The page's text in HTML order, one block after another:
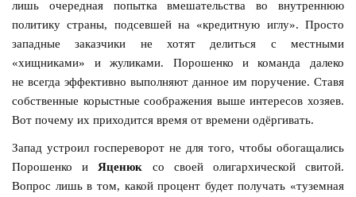
лишь очередная попытка вмешательства во внутреннюю
политику страны, подсевшей на «кредитную иглу». Просто
западные заказчики не хотят делиться с местными
«хищниками» и жуликами. Порошенко и команда далеко
не всегда эффективно выполняют данное им поручение. Ставя
собственные корыстные соображения выше интересов хозяев.
Вот почему их приходится время от времени одёргивать.
Запад устроил госпереворот не для того, чтобы обогащались
Порошенко и Яценюк со своей олигархической свитой.
Вопрос лишь в том, какой процент будет получать «туземная